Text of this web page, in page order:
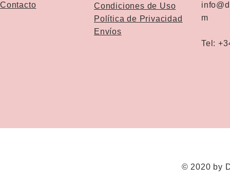
Contacto
Condiciones de Uso
Política de Privacidad
Envíos
m
Tel:
© 2020 by